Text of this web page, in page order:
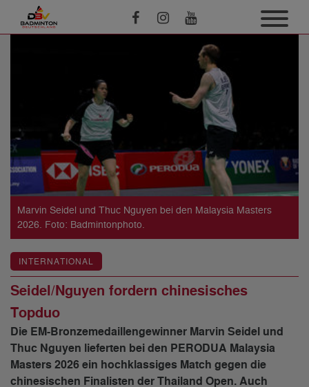
Marvin Seidel und Thuc Nguyen bei den Malaysia Masters
2026. Foto: Badmintonphoto.
INTERNATIONAL
Seidel/Nguyen fordern chinesisches
Topduo
Die EM-Bronzemedaillengewinner Marvin Seidel und
Thuc Nguyen lieferten bei den PERODUA Malaysia
Masters 2026 ein hochklassiges Match gegen die
chinesischen Finalisten der Thailand Open. Auch